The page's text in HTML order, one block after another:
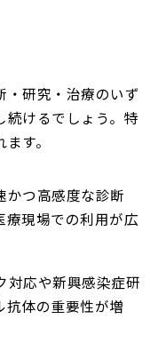
・研究・治療のいず
続けるでしょう。特
す。
かつ高感度な診断
療現場での利用が広
対応や新興感染症研
抗体の重要性が増